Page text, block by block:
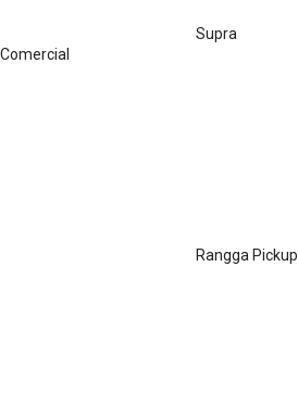
Supra
Comercial
Rangga Pickup